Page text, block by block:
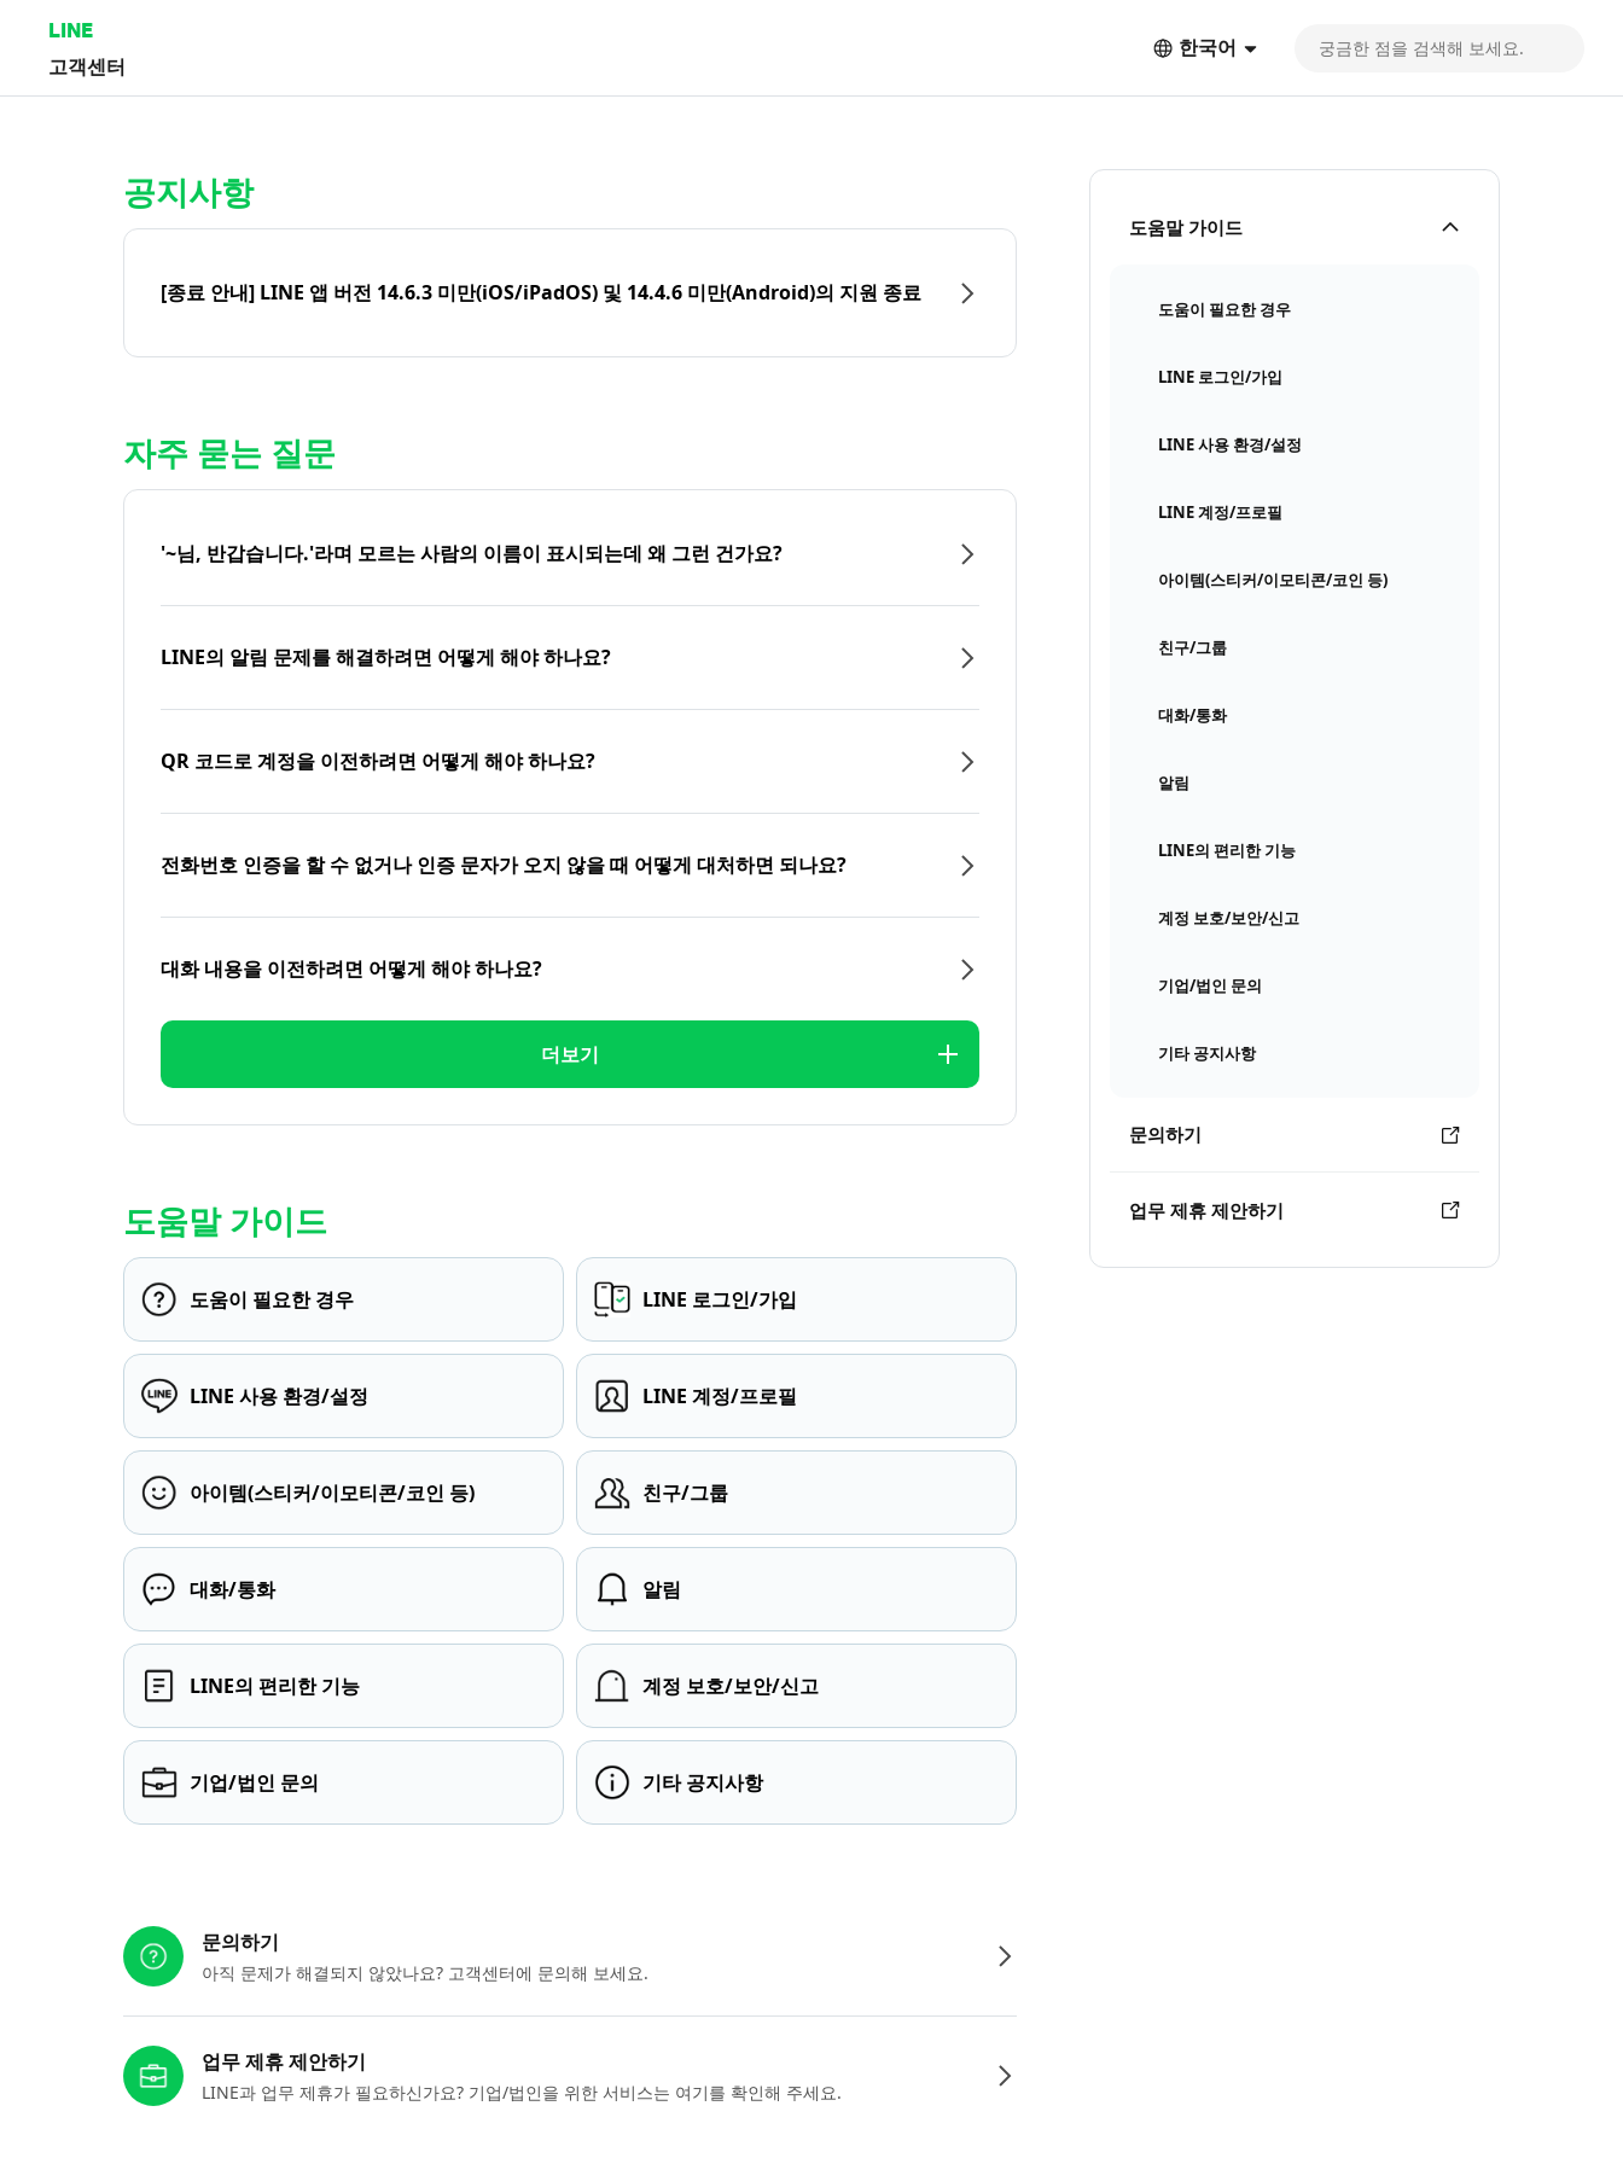
LINE
고객센터
한국어
도움말 가이드
도움이 필요한 경우
LINE 로그인/가입
LINE 사용 환경/설정
LINE 계정/프로필
아이템(스티커/이모티콘/코인 등)
친구/그룹
대화/통화
알림
LINE의 편리한 기능
계정 보호/보안/신고
기업/법인 문의
기타 공지사항
문의하기
업무 제휴 제안하기
공지사항
[종료 안내] LINE 앱 버전 14.6.3 미만(iOS/iPadOS) 및 14.4.6 미만(Android)의 지원 종료
자주 묻는 질문
'~님, 반갑습니다.'라며 모르는 사람의 이름이 표시되는데 왜 그런 건가요?
LINE의 알림 문제를 해결하려면 어떻게 해야 하나요?
QR 코드로 계정을 이전하려면 어떻게 해야 하나요?
전화번호 인증을 할 수 없거나 인증 문자가 오지 않을 때 어떻게 대처하면 되나요?
대화 내용을 이전하려면 어떻게 해야 하나요?
더보기
도움말 가이드
도움이 필요한 경우 LINE 로그인/가입
LINE 사용 환경/설정 LINE 계정/프로필
아이템(스티커/이모티콘/코인 등) 친구/그룹
대화/통화 알림
LINE의 편리한 기능 계정 보호/보안/신고
기업/법인 문의 기타 공지사항
문의하기
아직 문제가 해결되지 않았나요? 고객센터에 문의해 보세요.
업무 제휴 제안하기
LINE과 업무 제휴가 필요하신가요? 기업/법인을 위한 서비스는 여기를 확인해 주세요.